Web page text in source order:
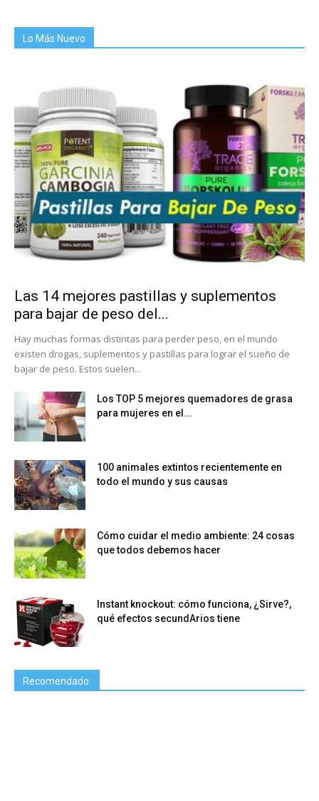
Lo Más Nuevo
Las 14 mejores pastillas y suplementos
para bajar de peso del...
Hay muchas formas distintas para perder peso, en el mundo
existen drogas, suplementos y pastillas para lograr el sueño de
bajar de peso. Estos suelen...
Los TOP 5 mejores quemadores de grasa
para mujeres en el...
100 animales extintos recientemente en
todo el mundo y sus causas
Cómo cuidar el medio ambiente: 24 cosas
que todos debemos hacer
Instant knockout: cómo funciona, ¿Sirve?,
qué efectos secundArios tiene
Recomendado: